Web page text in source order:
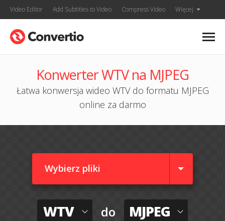
Video Editor Add Subtitles to Video Compress Video Więcej
Konwerter WTV na MJPEG
Łatwa konwersja wideo WTV do formatu MJPEG
online za darmo
Wybierz pliki
WTV do MJPEG